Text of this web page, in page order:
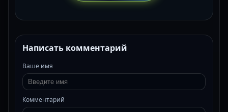
Написать комментарий
Ваше имя
Комментарий